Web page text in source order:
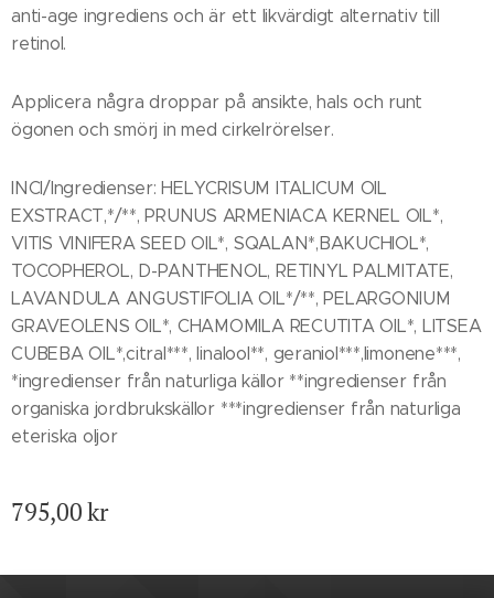
anti-age ingrediens och är ett likvärdigt alternativ till
retinol.
Applicera några droppar på ansikte, hals och runt
ögonen och smörj in med cirkelrörelser.
INCI/Ingredienser: HELYCRISUM ITALICUM OIL
EXSTRACT,*/**, PRUNUS ARMENIACA KERNEL OIL*,
VITIS VINIFERA SEED OIL*, SQALAN*,BAKUCHIOL*,
TOCOPHEROL, D-PANTHENOL, RETINYL PALMITATE,
LAVANDULA ANGUSTIFOLIA OIL*/**, PELARGONIUM
GRAVEOLENS OIL*, CHAMOMILA RECUTITA OIL*, LITSEA
CUBEBA OIL*,citral***, linalool**, geraniol***,limonene***,
*ingredienser från naturliga källor **ingredienser från
organiska jordbrukskällor ***ingredienser från naturliga
eteriska oljor
795,00kr